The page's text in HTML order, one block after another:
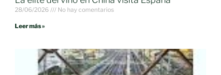
28/06/2026 No hay comentarios
Leer más »